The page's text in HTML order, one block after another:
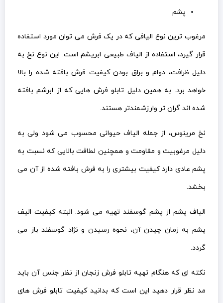
پشم
مرغوب ترین نوع الیافی که در یک فرش می توان مورد استفاده
قرار گیرد، استفاده از الیاف طبیعی ابریشم است. این نوع نخ به
دلیل ظرافت، دوام و براق بودن کیفیت فرش بافته شده را بالا
خواهد برد. به همین دلیل تابلو فرش هایی که از ابرشم بافته
شده اند گران تر وارزشمندتر هستند.
نخ مرینوس، از جمله الیاف حیوانی محسوب می شود ولی به
دلیل مرغوبیت و مقاومت و همچنین لطافت بالایی که نسبت به
پشم عادی دارد کیفیت بیشتری را به فرش بافته شده از آن می
بخشد.
الیاف پشم از پشم گوسفند تهیه می شود. البته کیفیت الیف
پشم به زمان چیدن آن، نحوه رسیدن و نژاد گوسفند باز می
گردد.
نکته ای که هنگام تهیه تابلو فرش زنجان از نظر جنس آن باید
مد نظر قرار دهید این است که بدانید کیفیت تابلو فرش های